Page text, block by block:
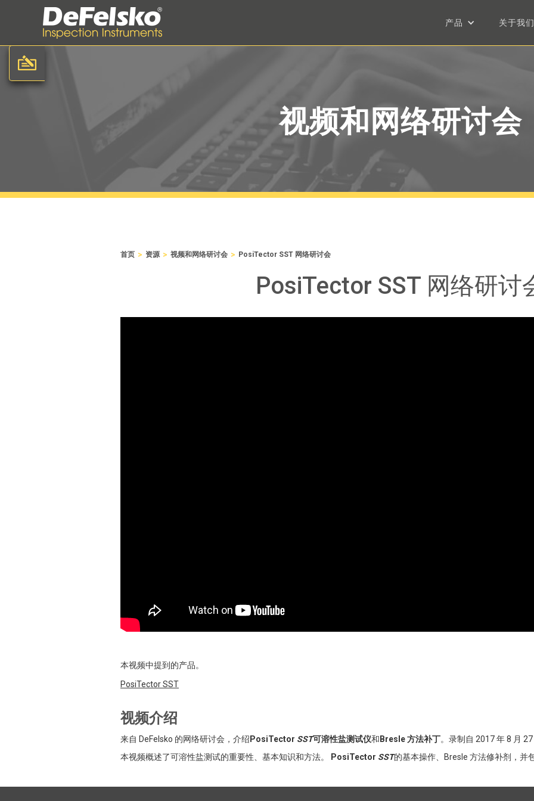
产品 关于我们
视频和网络研讨会
首页 > 资源 > 视频和网络研讨会 > PosiTector SST 网络研讨会
PosiTector SST 网络研讨
本视频中提到的产品。
PosiTectorSST
视频介绍
来自 DeFelsko 的网络研讨会，介绍 PosiTector SST可溶性盐测试仪和 Bresle 方法补丁。录制自 2017 年 8 月
本视频概述了可溶性盐测试的重要性、基本知识和方法。
PosiTector SST的基本操作、Bresle 方法修补剂，并